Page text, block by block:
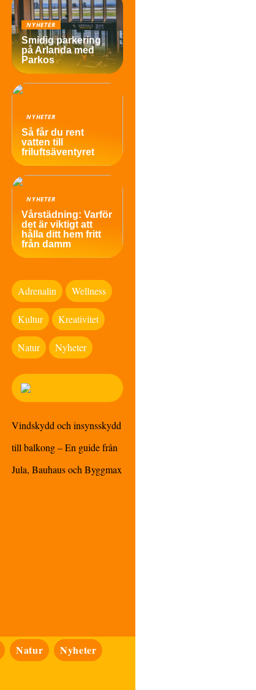
NYHETER
Smidig parkering
på Arlanda med
Parkos
NYHETER
Så får du rent
vatten till
friluftsäventyret
NYHETER
Vårstädning: Varför
det är viktigt att
hålla ditt hem fritt
från damm
Adrenalin Wellness
Kultur Kreativitet
Natur Nyheter
Vindskydd och insynsskydd
till balkong – En guide från
Jula, Bauhaus och Byggmax
Natur Nyheter